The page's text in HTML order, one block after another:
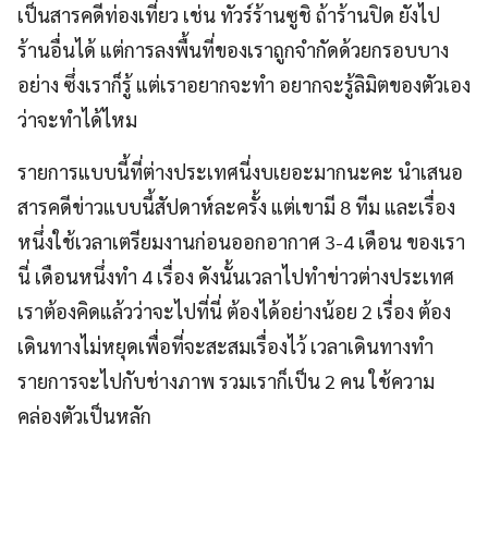
เป็นสารคดีท่องเที่ยว เช่น ทัวร์ร้านซูชิ ถ้าร้านปิด ยังไป
ร้านอื่นได้ แต่การลงพื้นที่ของเราถูกจำกัดด้วยกรอบบาง
อย่าง ซึ่งเราก็รู้ แต่เราอยากจะทำ อยากจะรู้ลิมิตของตัวเอง
ว่าจะทำได้ไหม
รายการแบบนี้ที่ต่างประเทศนี่งบเยอะมากนะคะ นำเสนอ
สารคดีข่าวแบบนี้สัปดาห์ละครั้ง แต่เขามี 8 ทีม และเรื่อง
หนึ่งใช้เวลาเตรียมงานก่อนออกอากาศ 3-4 เดือน ของเรา
นี่ เดือนหนึ่งทำ 4 เรื่อง ดังนั้นเวลาไปทำข่าวต่างประเทศ
เราต้องคิดแล้วว่าจะไปที่นี่ ต้องได้อย่างน้อย 2 เรื่อง ต้อง
เดินทางไม่หยุดเพื่อที่จะสะสมเรื่องไว้ เวลาเดินทางทำ
รายการจะไปกับช่างภาพ รวมเราก็เป็น 2 คน ใช้ความ
คล่องตัวเป็นหลัก